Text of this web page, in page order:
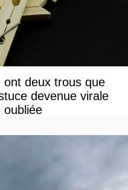
ont deux trous que
devenue virale
oubliée